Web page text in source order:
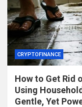
CRYPTOFINANCE
How to Get Rid
Using
Gentle, Yet